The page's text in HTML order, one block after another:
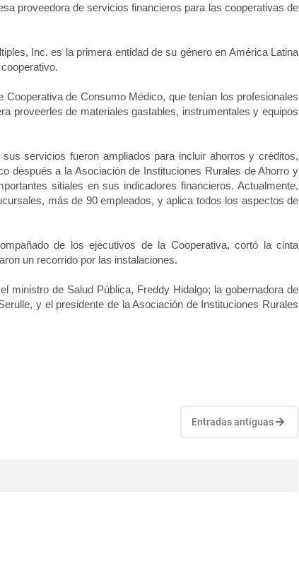
proveedora de servicios financieros para las cooperativas de
Inc. es la primera entidad de su género en América Latina
de Consumo Médico, que tenían los profesionales
proveerles de materiales gastables, instrumentales y equipos
servicios fueron ampliados para incluir ahorros y créditos,
después a la Asociación de Instituciones Rurales de Ahorro y
sitiales en sus indicadores financieros. Actualmente,
más de 90 empleados, y aplica todos los aspectos de
de los ejecutivos de la Cooperativa, cortó la cinta
un recorrido por las instalaciones.
ministro de Salud Pública, Freddy Hidalgo; la gobernadora de
y el presidente de la Asociación de Instituciones Rurales
Entradas antiguas